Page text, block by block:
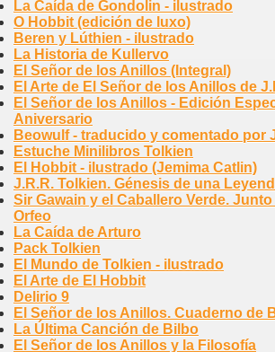
La Caída de Gondolin - ilustrado
O Hobbit (edición de luxo)
Beren y Lúthien - ilustrado
La Historia de Kullervo
El Señor de los Anillos (Integral)
El Arte de El Señor de los Anillos de
El Señor de los Anillos - Edición
Aniversario
Beowulf - traducido y comentado por
Estuche Minilibros Tolkien
El Hobbit - ilustrado (Jemima Catlin)
J.R.R. Tolkien. Génesis de una
Sir Gawain y el Caballero Verde.
Orfeo
La Caída de Arturo
Pack Tolkien
El Mundo de Tolkien - ilustrado
El Arte de El Hobbit
Delirio 9
El Señor de los Anillos. Cuaderno de
La Última Canción de Bilbo
El Señor de los Anillos y la Filosofía